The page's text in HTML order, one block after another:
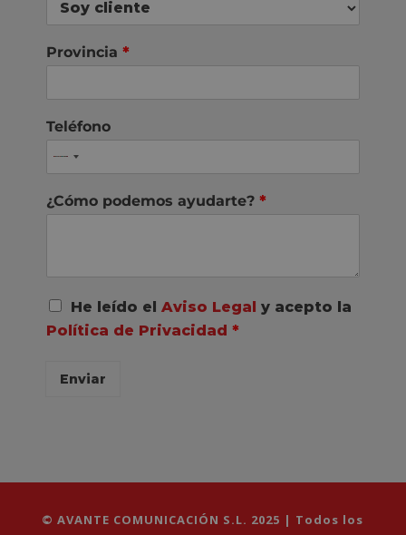
Provincia *
Teléfono
¿Cómo podemos ayudarte? *
A
u
D
He leído el Aviso Legal y acepto la
Política de Privacidad *
Enviar
© AVANTE COMUNICACIÓN S.L. 2025 | Todos los